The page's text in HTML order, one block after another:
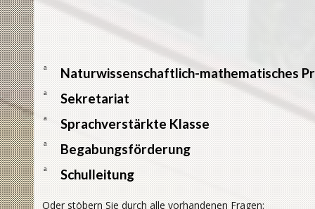
a Naturwissenschaftlich-mathematisches
a Sekretariat
a Sprachverstärkte Klasse
a Begabungsförderung
a Schulleitung
Oder stöbern Sie durch alle vorhandenen Fragen: